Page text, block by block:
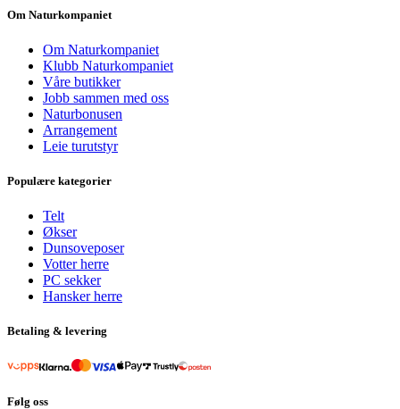
Om Naturkompaniet
Om Naturkompaniet
Klubb Naturkompaniet
Våre butikker
Jobb sammen med oss
Naturbonusen
Arrangement
Leie turutstyr
Populære kategorier
Telt
Økser
Dunsoveposer
Votter herre
PC sekker
Hansker herre
Betaling & levering
Følg oss